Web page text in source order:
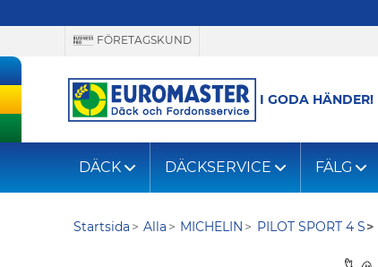
FÖRETAGSKUND
I GODA HÄNDER!
DÄCK DÄCKSERVICE FÄLG
Startsida Alla MICHELIN PILOT SPORT 4 S